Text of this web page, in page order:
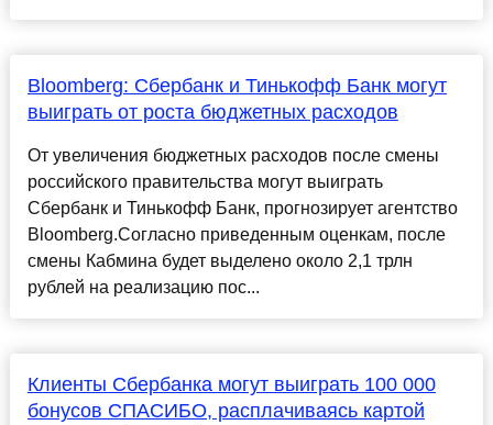
​Bloomberg: Сбербанк и Тинькофф Банк могут
выиграть от роста бюджетных расходов
От увеличения бюджетных расходов после смены
российского правительства могут выиграть
Сбербанк и Тинькофф Банк, прогнозирует агентство
Bloomberg.Согласно приведенным оценкам, после
смены Кабмина будет выделено около 2,1 трлн
рублей на реализацию пос...
Клиенты Сбербанка могут выиграть 100 000
бонусов СПАСИБО, расплачиваясь картой